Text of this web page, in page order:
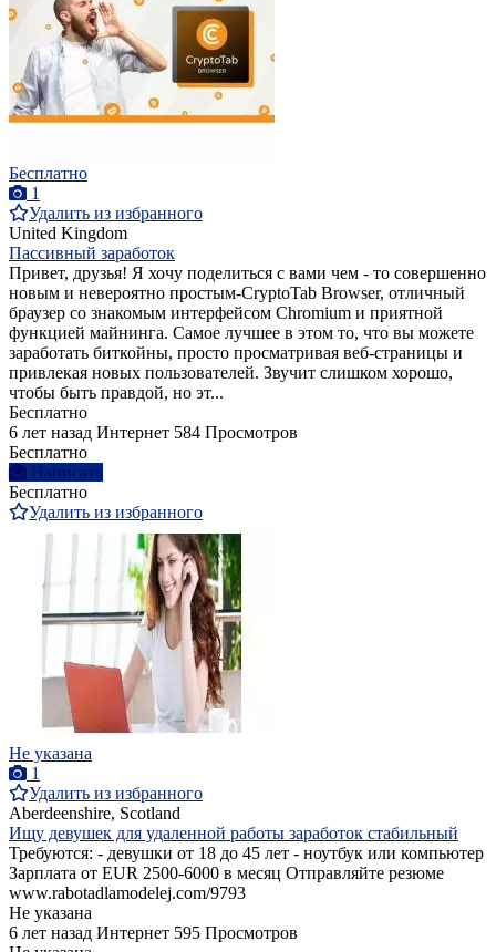
Бесплатно
1
Удалить из избранного
United Kingdom
Пассивный заработок
Привет, друзья! Я хочу поделиться с вами чем - то совершенно
новым и невероятно простым-CryptoTab Browser, отличный
браузер со знакомым интерфейсом Chromium и приятной
функцией майнинга. Самое лучшее в этом то, что вы можете
заработать биткойны, просто просматривая веб-страницы и
привлекая новых пользователей. Звучит слишком хорошо,
чтобы быть правдой, но эт...
Бесплатно
6 лет назад Интернет 584 Просмотров
Бесплатно
Написать
Бесплатно
Удалить из избранного
Не указана
1
Удалить из избранного
Aberdeenshire, Scotland
Ищу девушек для удаленной работы заработок стабильный
Требуются: - девушки от 18 до 45 лет - ноутбук или компьютер
Зарплата от EUR 2500-6000 в месяц Отправляйте резюме
www.rabotadlamodelej.com/9793
Не указана
6 лет назад Интернет 595 Просмотров